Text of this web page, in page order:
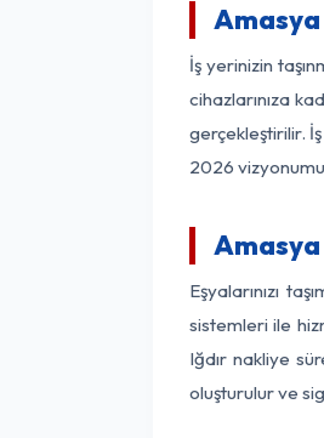
Amasya
İş yerinizin
cihazlarınıza
gerçekleştirilir.
2026
Amasya
Eşyalarınızı
sistemleri ile
Iğdır nakliye
oluşturulur ve